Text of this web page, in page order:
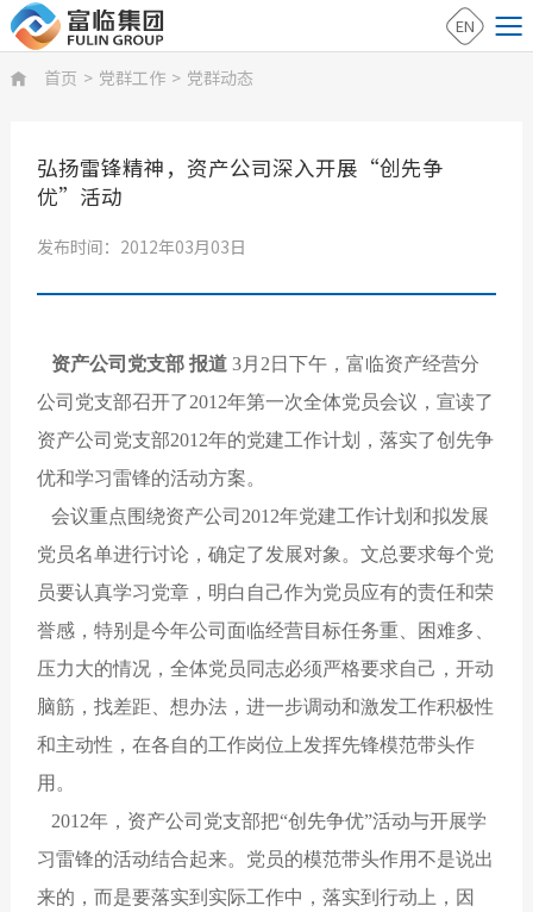
EN
 首页 > 党群工作 > 党群动态
弘扬雷锋精神，资产公司深入开展“创先争
优”活动
发布时间：2012年03月03日
资产公司党支部 报道 3月2日下午，富临资产经营分
公司党支部召开了2012年第一次全体党员会议，宣读了
资产公司党支部2012年的党建工作计划，落实了创先争
优和学习雷锋的活动方案。
会议重点围绕资产公司2012年党建工作计划和拟发展
党员名单进行讨论，确定了发展对象。文总要求每个党
员要认真学习党章，明白自己作为党员应有的责任和荣
誉感，特别是今年公司面临经营目标任务重、困难多、
压力大的情况，全体党员同志必须严格要求自己，开动
脑筋，找差距、想办法，进一步调动和激发工作积极性
和主动性，在各自的工作岗位上发挥先锋模范带头作
用。
2012年，资产公司党支部把“创先争优”活动与开展学
习雷锋的活动结合起来。党员的模范带头作用不是说出
来的，而是要落实到实际工作中，落实到行动上，因